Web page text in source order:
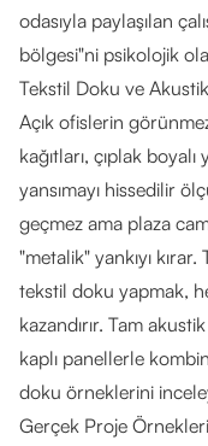
odasıyla paylaşılan
bölgesi"ni psikolojik
Tekstil Doku ve
Açık ofislerin
kağıtları, çıplak
yansımayı hissedilir
geçmez ama plaza
"metalik" yankıyı
tekstil doku yapmak,
kazandırır. Tam
kaplı panellerle
doku örneklerini
Gerçek Proje Örnekleri